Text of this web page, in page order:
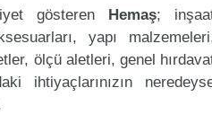
gösteren Hemaş;
yapı
ölçü aletleri, genel
ihtiyaçlarınızın